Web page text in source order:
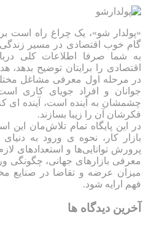
«پولدار شو»، یک چراغ راه
گام خوب اقتصادی در مسیر زندگی
به شما صرفا اطلاعات کلی
اقتصادی را برایتان توضیح
در مرحله اول معرفی مشاغل
جوانان و افراد جویای کاری
چشمشان به آینده است، آینده ای
فکرشان آن را زیبا بسازند.
در این پایگاه تمام تلاش‌مان
بازار کار، نحوه ی ورود به
پرورش توانایی‌ها و استعدادهای
معرفی بازارهای جهانی، چگونگی
میزان عرضه و تقاضا در صنایع
فهم ارایه شود.
آخرین دیدگاه ها